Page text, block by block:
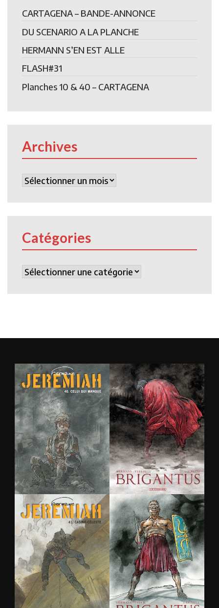
CARTAGENA – BANDE-ANNONCE
DU SCENARIO A LA PLANCHE
HERMANN S’EN EST ALLE
FLASH#31
Planches 10 & 40 – CARTAGENA
Archives
Archives
Catégories
Catégories